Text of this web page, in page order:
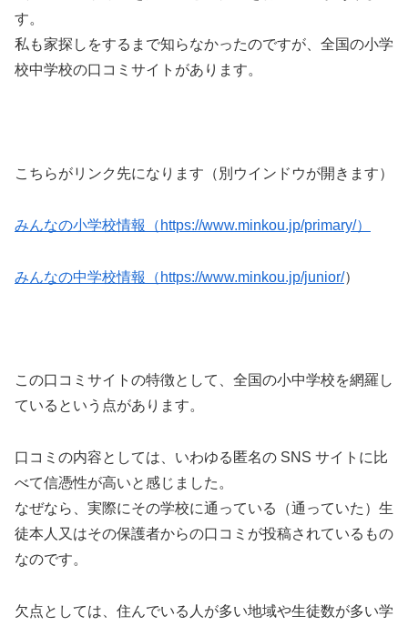
す。
私も家探しをするまで知らなかったのですが、全国の小学
校中学校の口コミサイトがあります。
こちらがリンク先になります（別ウインドウが開きます）
みんなの小学校情報（https://www.minkou.jp/primary/）
みんなの中学校情報（https://www.minkou.jp/junior/）
この口コミサイトの特徴として、全国の小中学校を網羅し
ているという点があります。
口コミの内容としては、いわゆる匿名の SNS サイトに比
べて信憑性が高いと感じました。
なぜなら、実際にその学校に通っている（通っていた）生
徒本人又はその保護者からの口コミが投稿されているもの
なのです。
欠点としては、住んでいる人が多い地域や生徒数が多い学